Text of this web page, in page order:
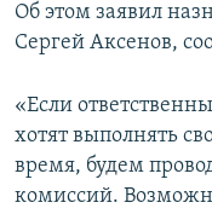
Об этом заявил
Сергей Аксенов,
«Если
хотят выполнять
время, будем
комиссий.